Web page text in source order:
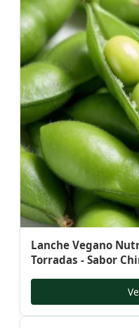
Lanche Vegano
Torradas - Sabor